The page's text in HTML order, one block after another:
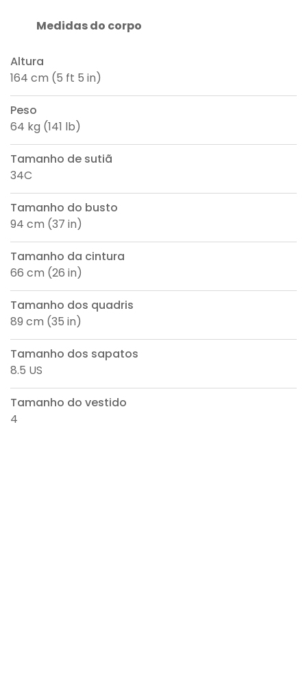
Medidas do corpo
Altura
164 cm (5 ft 5 in)
Peso
64 kg (141 lb)
Tamanho de sutiã
34C
Tamanho do busto
94 cm (37 in)
Tamanho da cintura
66 cm (26 in)
Tamanho dos quadris
89 cm (35 in)
Tamanho dos sapatos
8.5 US
Tamanho do vestido
4